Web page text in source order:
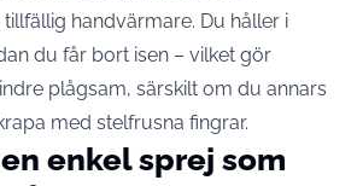
handvärmare. Du håller i
du får bort isen – vilket gör
plågsam, särskilt om du annars
med stelfrusna fingrar.
enkel sprej som